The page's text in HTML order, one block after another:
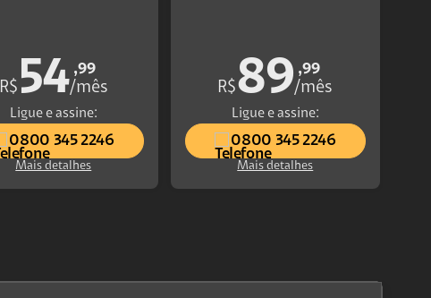
R$ 54 ,99
/mês
Ligue e assine:
0800 345 2246
Mais detalhes
R$89 ,99
/mês
Ligue e assine:
0800 345 2246
Mais detalhes